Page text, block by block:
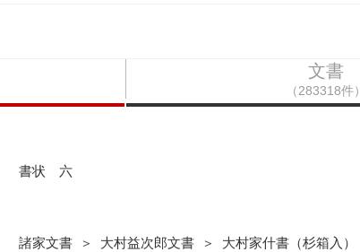
文書
（283318件）
書状 六
諸家文書 ＞ 大村益次郎文書 ＞ 大村家什書（杉箱入）